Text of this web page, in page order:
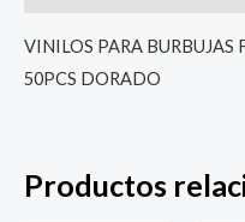
VINILOS PARA
50PCS DORADO
Productos